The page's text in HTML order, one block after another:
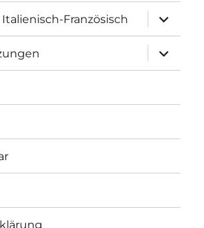
Französisch
öffnen
öffnen